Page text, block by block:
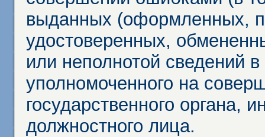
выданных (оформленных,
удостоверенных,
или неполнотой сведений
уполномоченного на
государственного органа,
должностного лица.